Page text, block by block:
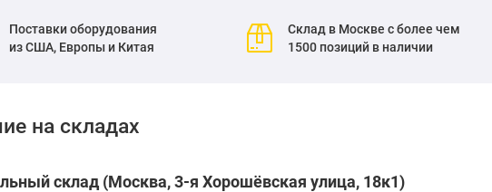
Поставки оборудования
из США, Европы и Китая
Склад в Москве с более чем
1500 позиций в наличии
на складах
склад (Москва, 3-я Хорошёвская улица, 18к1)